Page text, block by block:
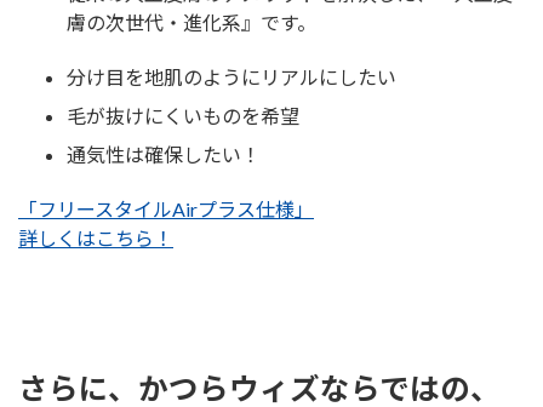
膚の次世代・進化系』です。
分け目を地肌のようにリアルにしたい
毛が抜けにくいものを希望
通気性は確保したい！
「フリースタイルAirプラス仕様」
詳しくはこちら！
さらに、かつらウィズならではの、